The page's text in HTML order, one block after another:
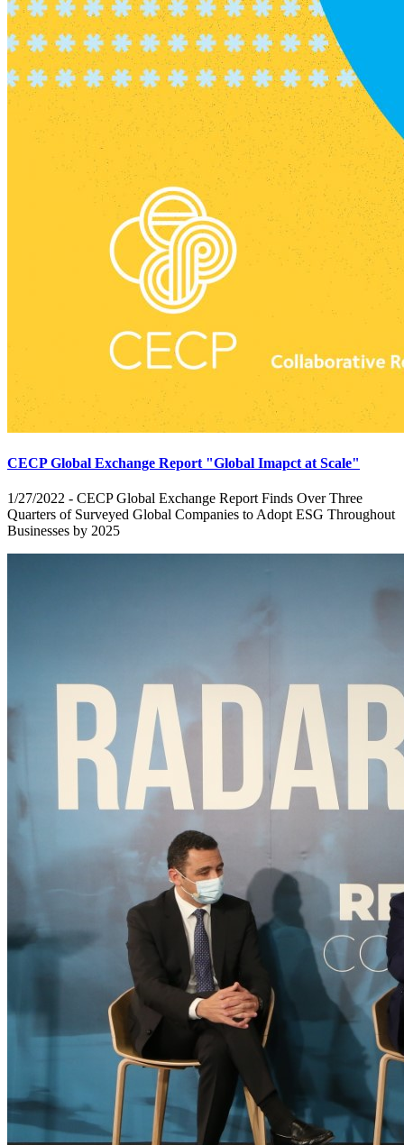
CECP Global Exchange Report "Global Imapct at Scale"
1/27/2022 - CECP Global Exchange Report Finds Over Three
Quarters of Surveyed Global Companies to Adopt ESG Throughout
Businesses by 2025